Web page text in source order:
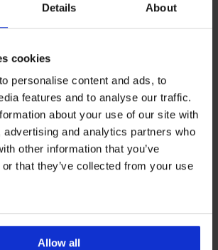
Details About
cookies
personalise content and ads, to
features and to analyse our traffic.
about your use of our site with
advertising and analytics partners who
other information that you’ve
that they’ve collected from your use
Allow all